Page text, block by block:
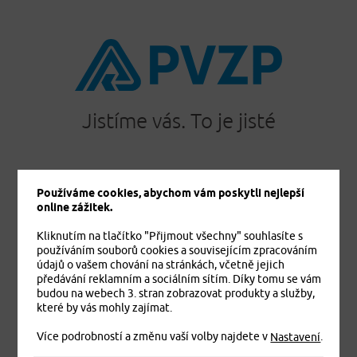
Jistíme vás. To je jisté
PRODUKTY
Úrazové pojištění
Dětské úrazové pojištění MEDVÍDEK
Základní zdravotní pojištění cizinců
Komplexní zdravotní pojištění cizinců Plus
Komplexní zdravotní pojištění cizinců Exclusive
Pojištění domácnosti
Používáme cookies, abychom vám poskytli nejlepší
online zážitek.
Kliknutím na tlačítko "Přijmout všechny" souhlasíte s
používáním souborů cookies a souvisejícím zpracováním
údajů o vašem chování na stránkách, včetně jejich
předávání reklamním a sociálním sítím. Díky tomu se vám
budou na webech 3. stran zobrazovat produkty a služby,
které by vás mohly zajímat.
Více podrobností a změnu vaší volby najdete v Nastavení